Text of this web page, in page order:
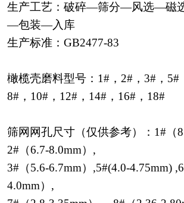
生产工艺：破碎—筛分—风选—磁
—包装—入库
生产标准： GB2477-83
橄榄壳磨料型号： 1#，2#，3#， 5#
8#，10#，12#，14#，16#，18#
筛网网孔尺寸（仅供参考）： 1#（8
2#（6.7-8.0mm） ,
3#（5.6-6.7mm）,5#(4.0-4.75mm) ,
4.0mm）,